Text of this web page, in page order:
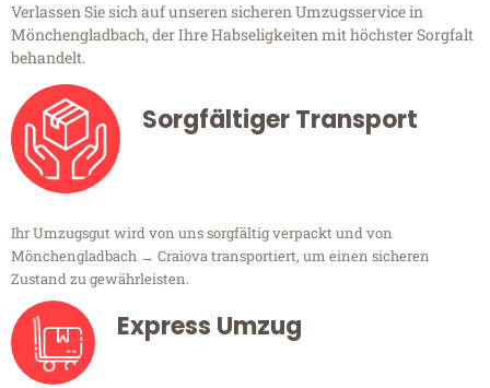
Verlassen Sie sich auf unseren sicheren Umzugsservice in
Mönchengladbach, der Ihre Habseligkeiten mit höchster Sorgfalt
behandelt.
Sorgfältiger Transport
Ihr Umzugsgut wird von uns sorgfältig verpackt und von
Mönchengladbach → Craiova transportiert, um einen sicheren
Zustand zu gewährleisten.
Express Umzug